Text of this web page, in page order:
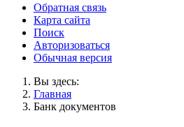
Обратная связь
Карта сайта
Поиск
Авторизоваться
Обычная версия
Вы здесь:
Главная
Банк документов